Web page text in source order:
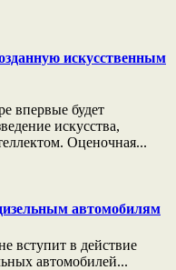
искусственным
впервые будет
искусства,
Оценочная...
автомобилям
вступит в действие
автомобилей...